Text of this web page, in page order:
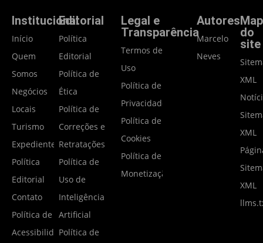
Institucional
Início
Quem
Somos
Negócios
Locais
Turismo
Expediente
Política
Editorial
Contato
Política de
Acessibilidade
Editorial
Política
Editorial
Política de
Ética
Política de
Correções e
Retratações
Política de
Uso de
Inteligência
Artificial
Política de
Legal e
Transparência
Termos de
Uso
Política de
Privacidade
Política de
Cookies
Política de
Monetização
Autores
Marcelo
Neves
do
site
XML
XML
XML